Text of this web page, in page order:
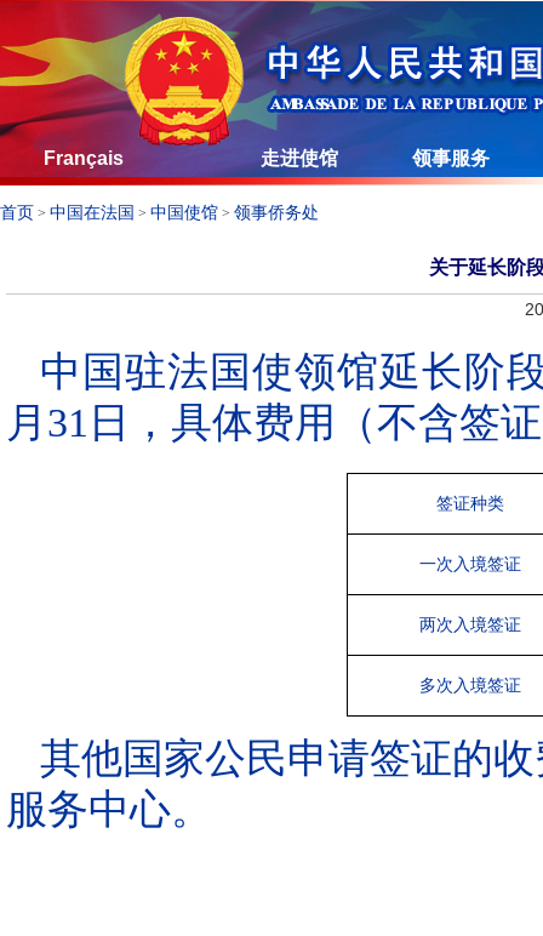
Français 走进使馆 领事服务
首页 > 中国在法国 > 中国使馆 > 领事侨务处
关于延长阶
中国驻法国使领馆延长阶
月31日，具体费用（不含签
签证种类
一次入境签证
两次入境签证
多次入境签证
其他国家公民申请签证的
服务中心。